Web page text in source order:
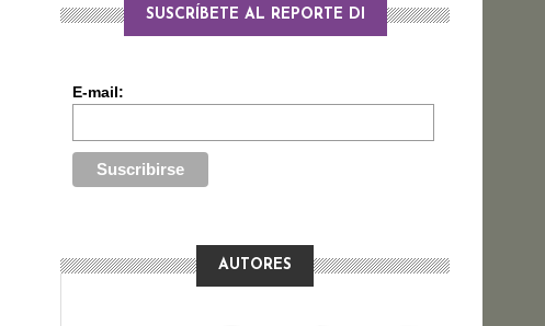
SUSCRÍBETE AL REPORTE DI
E-mail:
AUTORES